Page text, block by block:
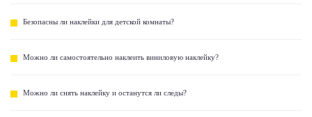
Безопасны ли наклейки для детской комнаты?
Можно ли самостоятельно наклеить виниловую наклейку?
Можно ли снять наклейку и останутся ли следы?